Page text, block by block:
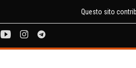
Questo sito